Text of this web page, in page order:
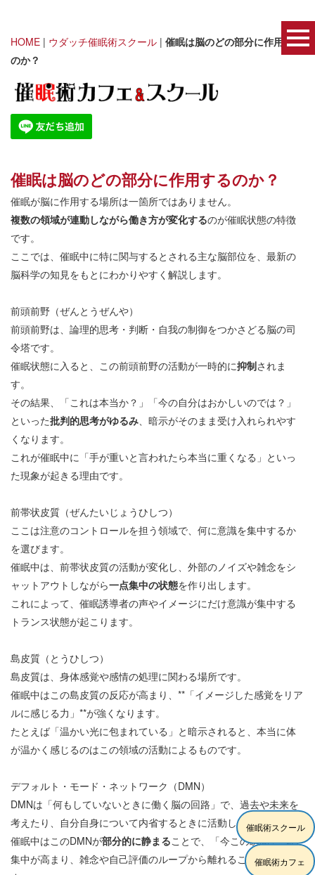
HOME | ウダッチ催眠術スクール | 催眠は脳のどの部分に作用する
のか？
催眠は脳のどの部分に作用するのか？
催眠が脳に作用する場所は一箇所ではありません。
複数の領域が連動しながら働き方が変化するのが催眠状態の特徴
です。
ここでは、催眠中に特に関与するとされる主な脳部位を、最新の
脳科学の知見をもとにわかりやすく解説します。
前頭前野（ぜんとうぜんや）
前頭前野は、論理的思考・判断・自我の制御をつかさどる脳の司
令塔です。
催眠状態に入ると、この前頭前野の活動が一時的に抑制されま
す。
その結果、「これは本当か？」「今の自分はおかしいのでは？」
といった批判的思考がゆるみ、暗示がそのまま受け入れられやす
くなります。
これが催眠中に「手が重いと言われたら本当に重くなる」といっ
た現象が起きる理由です。
前帯状皮質（ぜんたいじょうひしつ）
ここは注意のコントロールを担う領域で、何に意識を集中するか
を選びます。
催眠中は、前帯状皮質の活動が変化し、外部のノイズや雑念をシ
ャットアウトしながら一点集中の状態を作り出します。
これによって、催眠誘導者の声やイメージにだけ意識が集中する
トランス状態が起こります。
島皮質（とうひしつ）
島皮質は、身体感覚や感情の処理に関わる場所です。
催眠中はこの島皮質の反応が高まり、**「イメージした感覚をリア
ルに感じる力」**が強くなります。
たとえば「温かい光に包まれている」と暗示されると、本当に体
が温かく感じるのはこの領域の活動によるものです。
デフォルト・モード・ネットワーク（DMN）
DMNは「何もしていないときに働く脳の回路」で、過去や未来を
考えたり、自分自身について内省するときに活動します。
催眠中はこのDMNが部分的に静まることで、「今この瞬間」への
集中が高まり、雑念や自己評価のループから離れることができま
催眠術スクール
催眠術カフェ